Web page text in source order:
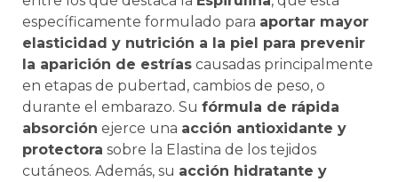
específicamente formulado para aportar mayor
elasticidad y nutrición a la piel para prevenir
la aparición de estrías causadas principalmente
en etapas de pubertad, cambios de peso, o
durante el embarazo. Su fórmula de rápida
absorción ejerce una acción antioxidante y
protectora sobre la Elastina de los tejidos
cutáneos. Además, su acción hidratante y